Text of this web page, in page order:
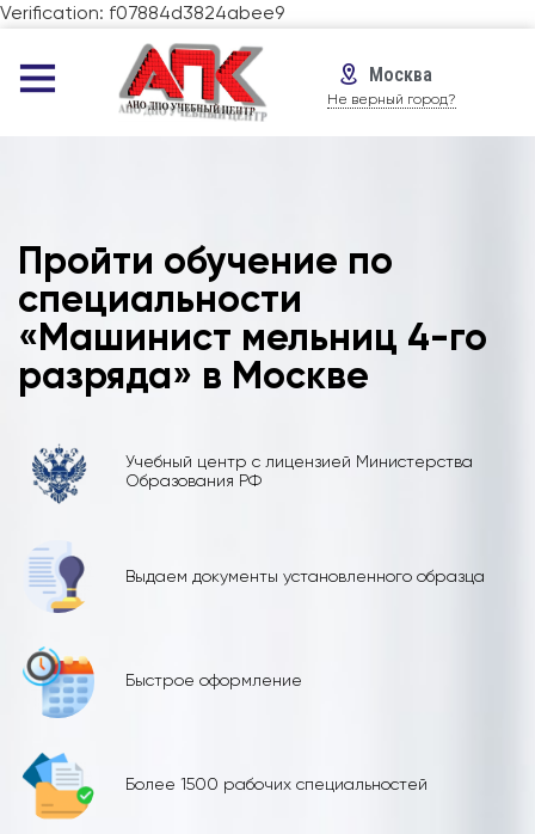
Verification: f07884d3824abee9
Москва
Не верный город?
Пройти обучение по
специальности
«Машинист мельниц 4-го
разряда» в Москве
Учебный центр с лицензией Министерства
Образования РФ
Выдаем документы установленного образца
Быстрое оформление
Более 1500 рабочих специальностей